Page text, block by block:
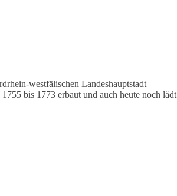
westfälischen Landeshauptstadt
bis 1773 erbaut und auch heute noch lädt